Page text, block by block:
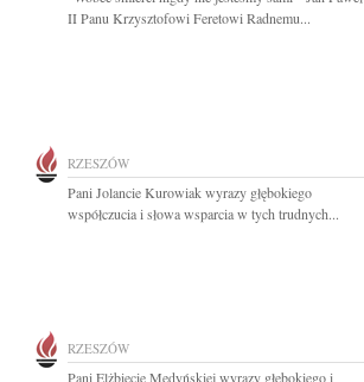
II Panu Krzysztofowi Feretowi Radnemu...
RZESZÓW
Pani Jolancie Kurowiak wyrazy głębokiego
współczucia i słowa wsparcia w tych trudnych...
RZESZÓW
Pani Elżbiecie Medyńskiej wyrazy głębokiego i